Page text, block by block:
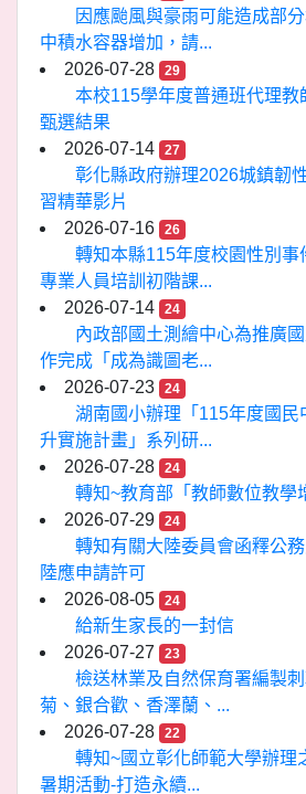
因應颱風與豪雨可能造成部
中積水容器增加，請...
2026-07-28
29
本校115學年度普通班代理教
甄選結果
2026-07-14
27
彰化縣政府辦理2026城鎮韌
習精華影片
2026-07-16
26
轉知本縣115年度校園性別事
專業人員培訓初階課...
2026-07-14
24
內政部國土測繪中心為推廣
作完成「成為識圖老...
2026-07-23
24
湖南國小辦理「115年度國民
升實施計畫」系列研...
2026-07-28
24
轉知~教育部「教師數位教學
2026-07-29
24
轉知有關大陸委員會函釋公
陸應申請許可
2026-08-05
24
給新生家長的一封信
2026-07-27
23
檢送林業及自然保育署編製
菊、銀合歡、香澤蘭、...
2026-07-28
22
轉知~國立彰化師範大學辦理
暑期活動-打造永續...